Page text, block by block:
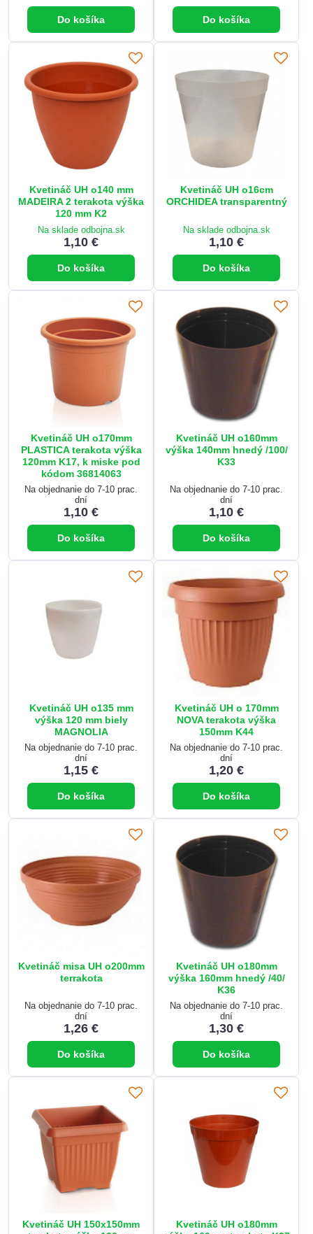
Do košíka Do košíka
Kvetináč UH o140 mm
MADEIRA 2 terakota výška
120 mm K2
Na sklade odbojna.sk
1,10 €
Do košíka
Kvetináč UH o16cm
ORCHIDEA transparentný
Na sklade odbojna.sk
1,10 €
Do košíka
Kvetináč UH o170mm
PLASTICA terakota výška
120mm K17, k miske pod
kódom 36814063
Na objednanie do 7-10 prac.
dní
1,10 €
Do košíka
Kvetináč UH o160mm
výška 140mm hnedý /100/
K33
Na objednanie do 7-10 prac.
dní
1,10 €
Do košíka
Kvetináč UH o135 mm
výška 120 mm biely
MAGNOLIA
Na objednanie do 7-10 prac.
dní
1,15 €
Do košíka
Kvetináč UH o 170mm
NOVA terakota výška
150mm K44
Na objednanie do 7-10 prac.
dní
1,20 €
Do košíka
Kvetináč misa UH o200mm
terrakota
Na objednanie do 7-10 prac.
dní
1,26 €
Do košíka
Kvetináč UH o180mm
výška 160mm hnedý /40/
K36
Na objednanie do 7-10 prac.
dní
1,30 €
Do košíka
Kvetináč UH 150x150mm
Kvetináč UH o180mm